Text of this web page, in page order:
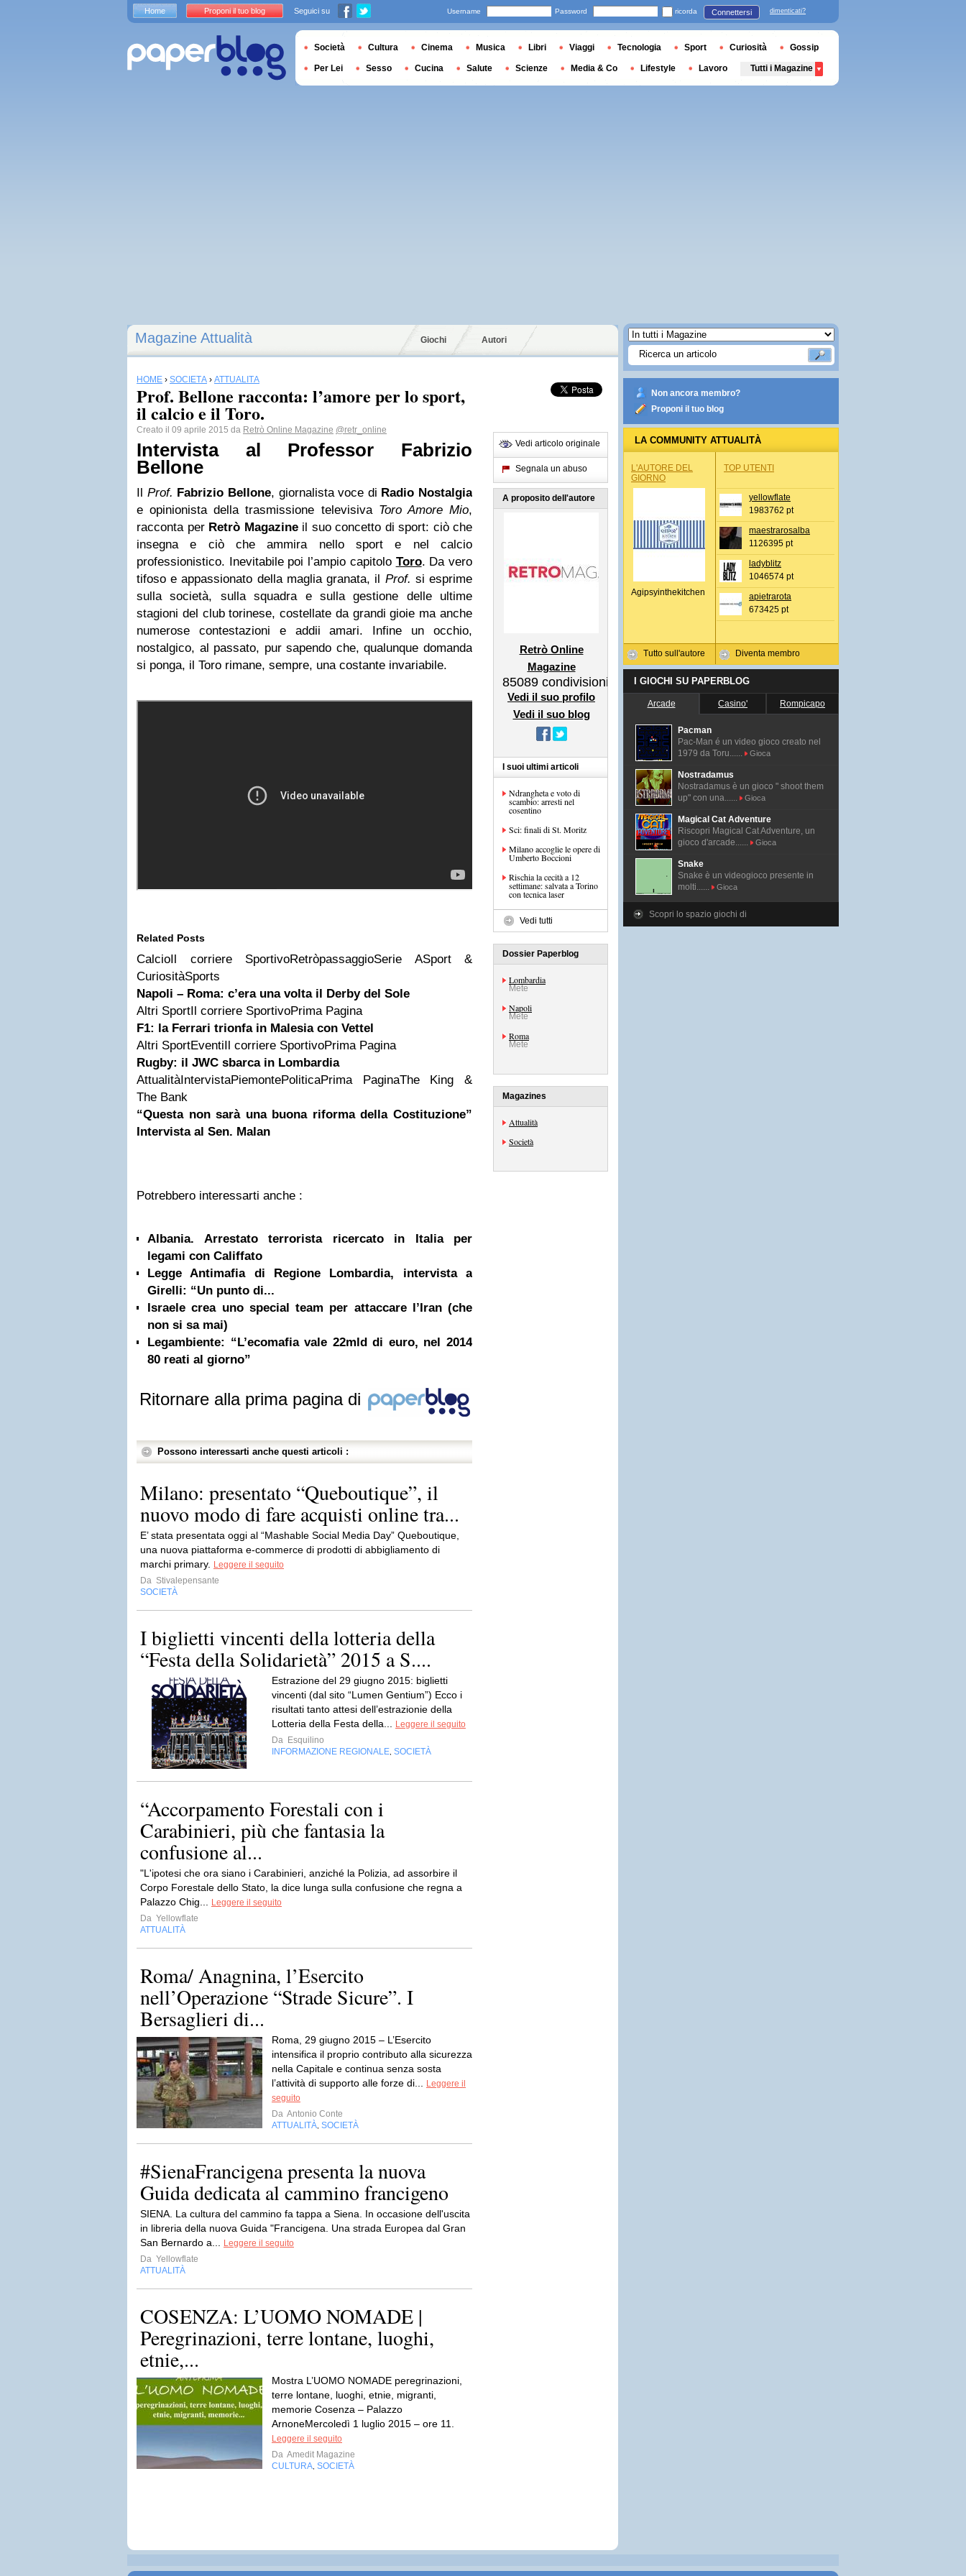
Magazine Attualità Giochi Autori
HOME › SOCIETÀ › ATTUALITÀ
Prof. Bellone racconta: l’amore per lo sport,
il calcio e il Toro.
Creato il 09 aprile 2015 da Retrò Online Magazine @retr_online
Intervista al Professor Fabrizio
Bellone
Il Prof. Fabrizio Bellone, giornalista voce di Radio Nostalgia
e opinionista della trasmissione televisiva Toro Amore Mio,
racconta per Retrò Magazineil suo concetto di sport: ciò che
insegna e ciò che ammira nello sport e nel calcio
professionistico. Inevitabile poi l’ampio capitolo Toro. Da vero
tifoso e appassionato della maglia granata, il Prof. si esprime
sulla società, sulla squadra e sulla gestione delle ultime
stagioni del club torinese, costellate da grandi gioie ma anche
numerose contestazioni e addii amari. Infine un occhio,
nostalgico, al passato, pur sapendo che, qualunque domanda
si ponga, il Toro rimane, sempre, una costante invariabile.
Related Posts
CalcioIl corriere SportivoRetròpassaggioSerie ASport &
CuriositàSports
Napoli – Roma: c’era una volta il Derby del Sole
Altri SportIl corriere SportivoPrima Pagina
F1: la Ferrari trionfa in Malesia con Vettel
Altri SportEventiIl corriere SportivoPrima Pagina
Rugby: il JWC sbarca in Lombardia
AttualitàIntervistaPiemontePoliticaPrima PaginaThe King &
The Bank
“Questa non sarà una buona riforma della Costituzione”
Intervista al Sen. Malan
Potrebbero interessarti anche :
Albania. Arrestato terrorista ricercato in Italia per
legami con Califfato
Legge Antimafia di Regione Lombardia, intervista a
Girelli: “Un punto di...
Israele crea uno special team per attaccare l’Iran (che
non si sa mai)
Legambiente: “L’ecomafia vale 22mld di euro, nel 2014
80 reati al giorno”
Ritornare alla prima pagina di
Possono interessarti anche questi articoli :
Milano: presentato “Queboutique”, il
nuovo modo di fare acquisti online tra...
E’ stata presentata oggi al “Mashable Social Media Day” Queboutique,
una nuova piattaforma e-commerce di prodotti di abbigliamento di
marchi primary.
Leggere il seguito
Da Stivalepensante
SOCIETÀ
I biglietti vincenti della lotteria della
“Festa della Solidarietà” 2015 a S....
Estrazione del 29 giugno 2015: biglietti
vincenti (dal sito “Lumen Gentium”) Ecco i
risultati tanto attesi dell’estrazionie della
Lotteria della Festa della...
Leggere il seguito
Da Esquilino
INFORMAZIONE REGIONALE SOCIETÀ
“Accorpamento Forestali con i
Carabinieri, più che fantasia la
confusione al...
"L'ipotesi che ora siano i Carabinieri, anziché la Polizia, ad assorbire il
Corpo Forestale dello Stato, la dice lunga sulla confusione che regna a
Palazzo Chig...
Leggere il seguito
Da Yellowflate
ATTUALITÀ
Roma/ Anagnina, l’Esercito
nell’Operazione “Strade Sicure”. I
Bersaglieri di...
Roma, 29 giugno 2015 – L’Esercito
intensifica il proprio contributo alla sicurezza
nella Capitale e continua senza sosta
l’attività di supporto alle forze di...
Leggere il
seguito
Da Antonio Conte
ATTUALITÀ SOCIETÀ
#SienaFrancigena presenta la nuova
Guida dedicata al cammino francigeno
SIENA. La cultura del cammino fa tappa a Siena. In occasione dell'uscita
in libreria della nuova Guida "Francigena. Una strada Europea dal Gran
San Bernardo a...
Leggere il seguito
Da Yellowflate
ATTUALITÀ
COSENZA: L’UOMO NOMADE |
Peregrinazioni, terre lontane, luoghi,
etnie,...
Mostra L’UOMO NOMADE peregrinazioni,
terre lontane, luoghi, etnie, migranti,
memorie Cosenza – Palazzo
ArnoneMercoledì 1 luglio 2015 – ore 11.
Leggere il seguito
Da Amedit Magazine
CULTURA SOCIETÀ
Vedi articolo originale
Segnala un abuso
A proposito dell'autore
Retrò Online
Magazine
85089 condivisioni
Vedi il suo profilo
Vedi il suo blog
I suoi ultimi articoli
Ndrangheta e voto di
scambio: arresti nel
cosentino
Sci: finali di St. Moritz
Milano accoglie le opere di
Umberto Boccioni
Rischia la cecità a 12
settimane: salvata a Torino
con tecnica laser
Vedi tutti
Dossier Paperblog
Lombardia
Mete
Napoli
Mete
Roma
Mete
Magazines
Attualità
Società
Non ancora membro?
Proponi il tuo blog
LA COMMUNITY ATTUALITÀ
L'AUTORE DEL
GIORNO
Agipsyinthekitchen
Tutto sull'autore
TOP UTENTI
yellowflate
1983762 pt
maestrarosalba
1126395 pt
ladyblitz
1046574 pt
apietrarota
673425 pt
Diventa membro
I GIOCHI SU PAPERBLOG
Arcade Casino' Rompicapo
Pacman
Pac-Man é un video gioco creato nel
1979 da Toru......
Gioca
Nostradamus
Nostradamus è un gioco " shoot them
up" con una......
Gioca
Magical Cat Adventure
Riscopri Magical Cat Adventure, un
gioco d'arcade......
Gioca
Snake
Snake è un videogioco presente in
molti......
Gioca
Scopri lo spazio giochi di
Home Proponi il tuo blog Seguici su Username Password ricorda Connettersi dimenticati?
Società Cultura Cinema Musica Libri Viaggi Tecnologia Sport Curiosità Gossip
Per Lei Sesso Cucina Salute Scienze Media & Co Lifestyle Lavoro Tutti i Magazine